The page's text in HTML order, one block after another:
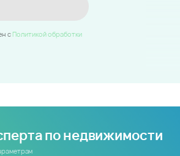
c Политикой обработки
по недвижимости